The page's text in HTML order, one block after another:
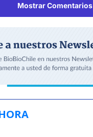
Mostrar Comentarios